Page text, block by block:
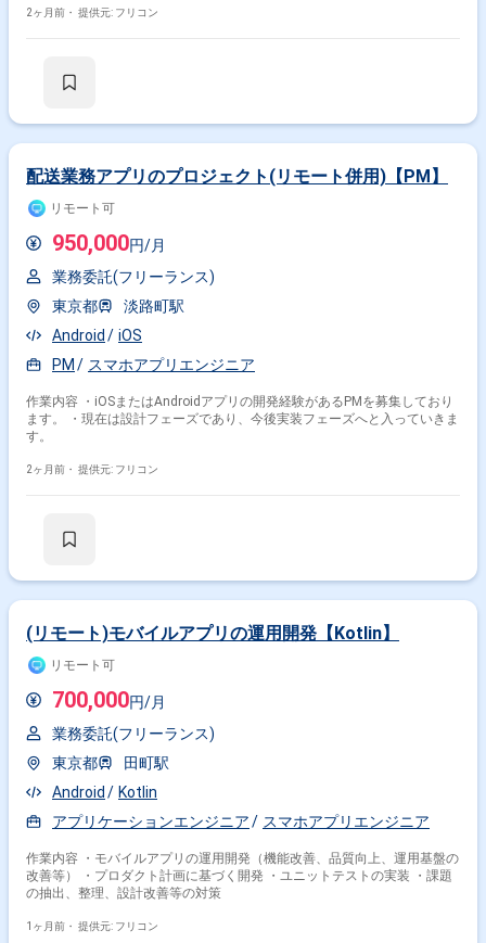
2ヶ月前・ 提供元: フリコン
配送業務アプリのプロジェクト(リモート併用)【PM】
リモート可
950,000円/月
業務委託(フリーランス)
東京都
淡路町駅
Android
iOS
PM
スマホアプリエンジニア
作業内容 ・iOSまたはAndroidアプリの開発経験があるPMを募集しており
ます。 ・現在は設計フェーズであり、今後実装フェーズへと入っていきま
す。
2ヶ月前・ 提供元: フリコン
(リモート)モバイルアプリの運用開発【Kotlin】
リモート可
700,000円/月
業務委託(フリーランス)
東京都
田町駅
Android
Kotlin
アプリケーションエンジニア
スマホアプリエンジニア
作業内容 ・モバイルアプリの運用開発（機能改善、品質向上、運用基盤の
改善等） ・プロダクト計画に基づく開発 ・ユニットテストの実装 ・課題
の抽出、整理、設計改善等の対策
1ヶ月前・ 提供元: フリコン